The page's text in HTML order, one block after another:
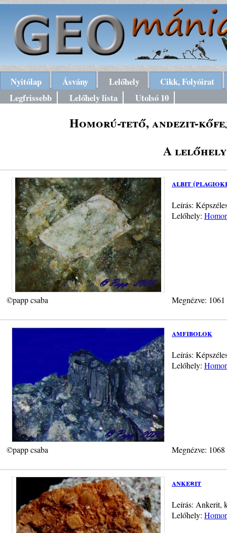
Nyitólap Ásvány Lelőhely
Cikk, Folyóirat
Legfrissebb
Lelőhely lista Utolsó 10
Homorú-tető, andezit-
A lelőhely
albit
Leírás:
Lelőhely:
©papp csaba Megnézve:
amfibolok
Leírás:
Lelőhely:
©papp csaba Megnézve:
ankerit
Leírás: Ankerit,
Lelőhely: